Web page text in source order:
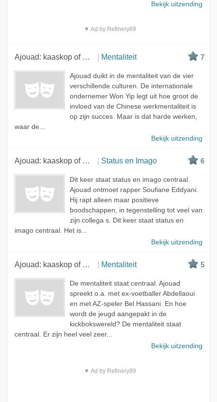
Bekijk uitzending
▼ Ad by Refinery89
Ajouad: kaaskop of mocro? Mentaliteit 7
Ajouad duikt in de mentaliteit van de vier
verschillende culturen. De internationale
ondernemer Won Yip legt uit hoe groot de
invloed van de Chinese werkmentaliteit is
op zijn succes. Maar is dat harde werken,
waar de...
Bekijk uitzending
Ajouad: kaaskop of mocro? Status en Imago 6
Dit keer staat status en imago centraal.
Ajouad ontmoet rapper Soufiane Eddyani.
Hij rapt alleen maar positieve
boodschappen, in tegenstelling tot veel van
zijn collega s. Dit keer staat status en
imago centraal. Het is...
Bekijk uitzending
Ajouad: kaaskop of mocro? Mentaliteit 5
De mentaliteit staat centraal. Ajouad
spreekt o.a. met ex-voetballer Abdellaoui
en met AZ-speler Bel Hassani. En hoe
wordt de jeugd aangepakt in de
kickbokswereld? De mentaliteit staat
centraal. Er zijn heel veel zeer...
Bekijk uitzending
▼ Ad by Refinery89